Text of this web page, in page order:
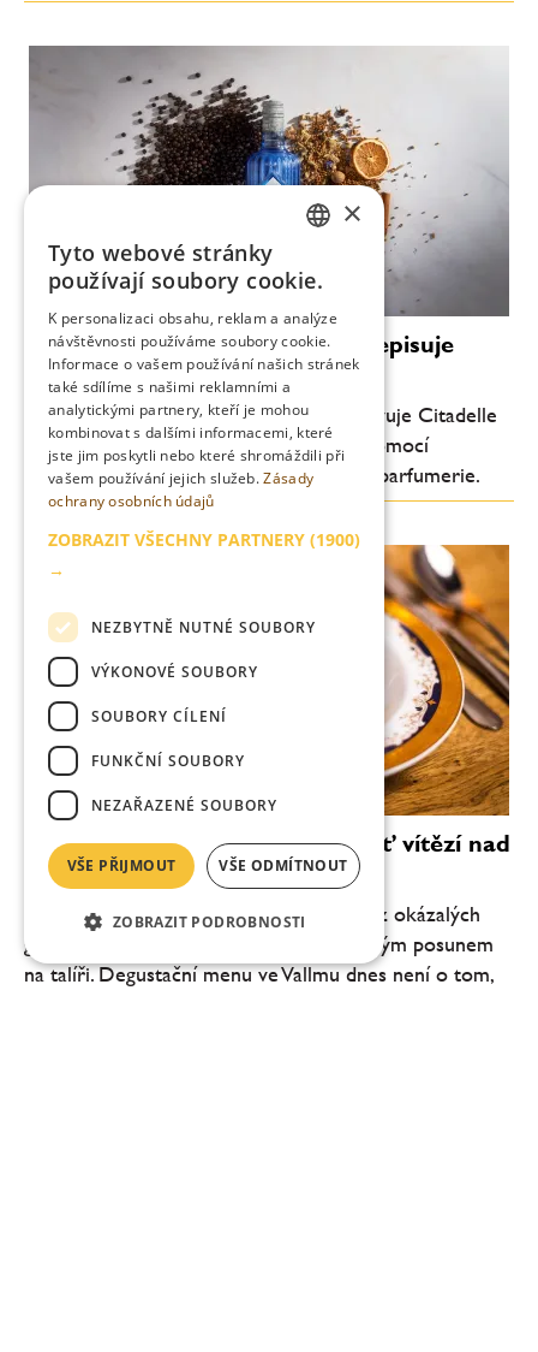
Luxus bez promile: Citadelle přepisuje
pravidla ginu
Průkopník moderního craft ginu představuje Citadelle
0.0 – nealkoholický destilát vytvořený pomocí
technologií inspirovaných světem haute parfumerie.
Vallmo bez Makovičky: když chuť vítězí nad
efektem
Pražské Vallmo vstupuje do nové éry. Bez okázalých
gest, bez snahy šokovat, ale s jasně čitelným posunem
na talíři. Degustační menu ve Vallmu dnes není o tom,
ENGLISH
×
Tyto webové stránky
používají soubory cookie.
K personalizaci obsahu, reklam a analýze
návštěvnosti používáme soubory cookie.
Informace o vašem používání našich stránek
také sdílíme s našimi reklamními a
analytickými partnery, kteří je mohou
kombinovat s dalšími informacemi, které
jste jim poskytli nebo které shromáždili při
vašem používání jejich služeb.Zásady
ochrany osobních údajů
ZOBRAZIT VŠECHNY PARTNERY (1900)
→
NEZBYTNĚ NUTNÉ SOUBORY
VÝKONOVÉ SOUBORY
SOUBORY CÍLENÍ
FUNKČNÍ SOUBORY
NEZAŘAZENÉ SOUBORY
VŠE PŘIJMOUT VŠE ODMÍTNOUT
ZOBRAZIT PODROBNOSTI